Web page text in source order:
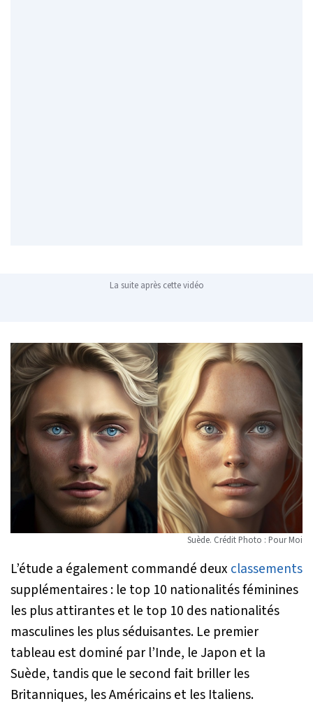
La suite après cette vidéo
Suède. Crédit Photo : Pour Moi
L’étude a également commandé deux classements
supplémentaires : le top 10 nationalités féminines
les plus attirantes et le top 10 des nationalités
masculines les plus séduisantes. Le premier
tableau est dominé par l’Inde, le Japon et la
Suède, tandis que le second fait briller les
Britanniques, les Américains et les Italiens.